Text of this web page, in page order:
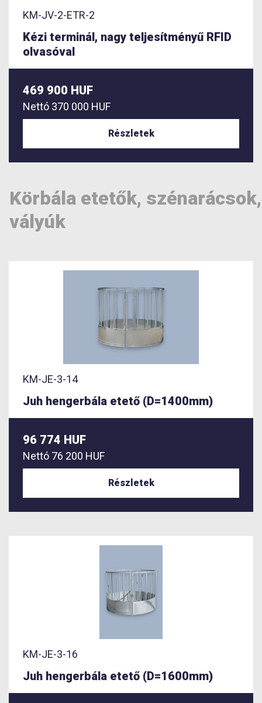
KM-JV-2-ETR-2
Kézi terminál, nagy teljesítményű RFID
olvasóval
469 900 HUF
Nettó 370 000 HUF
Részletek
Körbála etetők, szénarácsok,
vályúk
KM-JE-3-14
Juh hengerbála etető (D=1400mm)
96 774 HUF
Nettó 76 200 HUF
Részletek
KM-JE-3-16
Juh hengerbála etető (D=1600mm)